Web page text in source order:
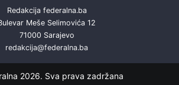
Redakcija federalna.ba
Meše Selimovića 12
71000 Sarajevo
redakcija@federalna.ba
2026. Sva prava zadržana